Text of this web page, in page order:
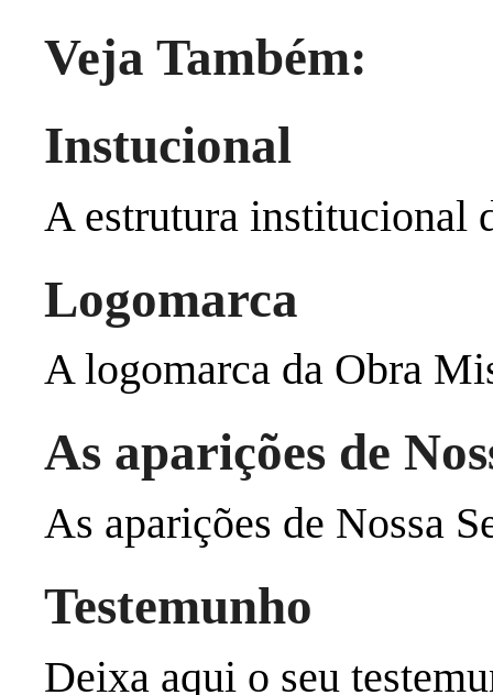
Veja Também:
Instucional
A estrutura institucional
Logomarca
A logomarca da Obra
As aparições de
As aparições de Nossa
Testemunho
Deixa aqui o seu